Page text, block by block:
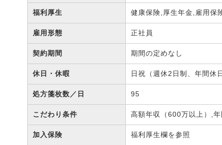
福利厚生 健康保険,厚生年金,雇用保
雇用形態 正社員
契約期間 期間の定めなし
休日・休暇 日祝（週休2日制、年間休
処方箋枚数／日 95
こだわり条件 高額年収（600万以上）,
加入保険 福利厚生欄を参照